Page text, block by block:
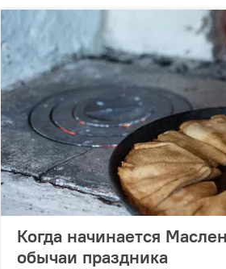
Когда начинается
обычаи праздника